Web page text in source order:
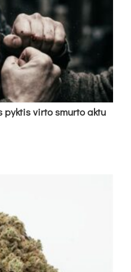
pyk­tis vir­to smur­to ak­tu